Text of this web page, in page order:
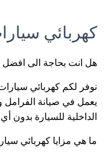
كهربائي
هل انت بحاجة الى افضل
نوفر لكم كهربائي
يعمل في صيانة الفرامل
الداخلية للسيارة بدون
ما هي مزايا كهربائي